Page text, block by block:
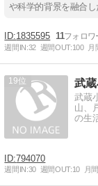
や科学的背景を融合し
1835595 11
週間IN:32 週間OUT:100 月
19 武
武蔵
山、
の生
794070
週間IN:30 週間OUT:10 月